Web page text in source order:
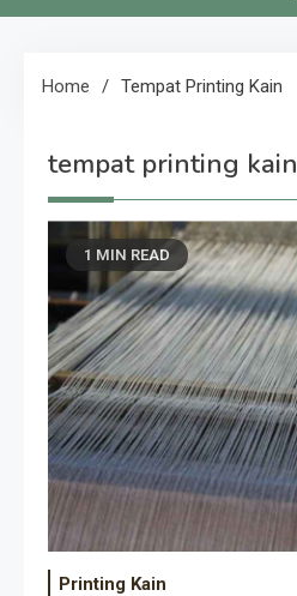
Home Tempat Printing Kain
tempat printing kain
1 MIN READ
Printing Kain